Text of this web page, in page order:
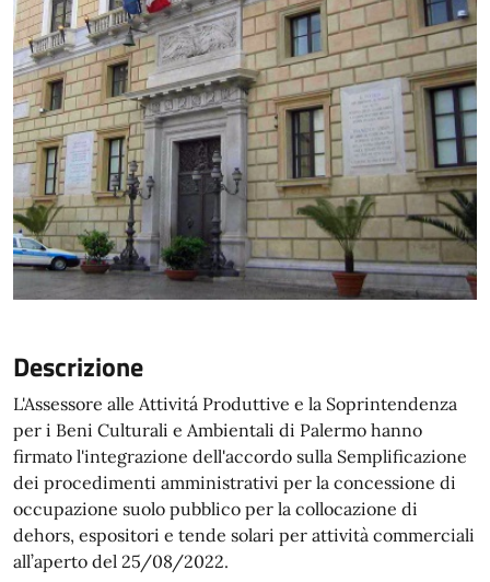
Descrizione
L'Assessore alle Attivitá Produttive e la Soprintendenza
per i Beni Culturali e Ambientali di Palermo hanno
firmato l'integrazione dell'accordo sulla Semplificazione
dei procedimenti amministrativi per la concessione di
occupazione suolo pubblico per la collocazione di
dehors, espositori e tende solari per attività commerciali
all’aperto del 25/08/2022.